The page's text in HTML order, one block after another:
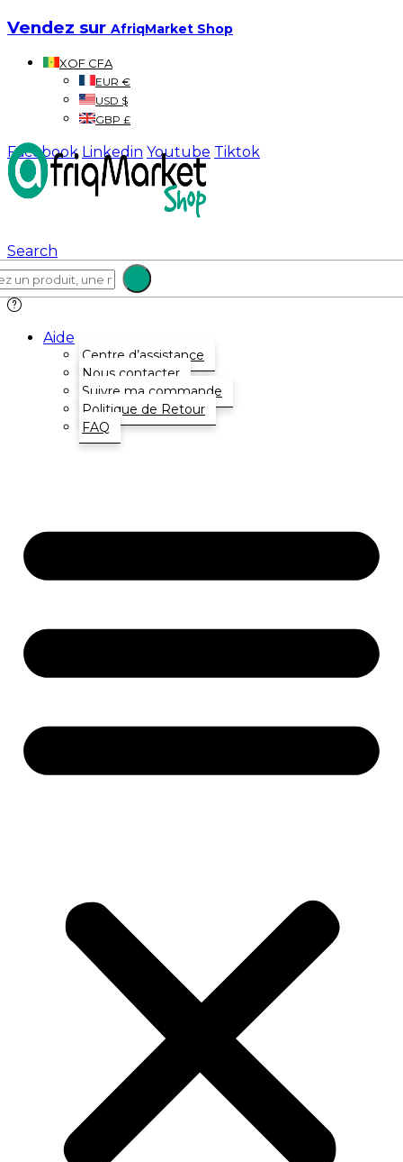
Vendez sur AfriqMarket Shop
XOF CFA
EUR €
USD $
GBP £
Facebook Linkedin Youtube Tiktok
Search
Aide
Centre d’assistance
Nous contacter
Suivre ma commande
Politique de Retour
FAQ